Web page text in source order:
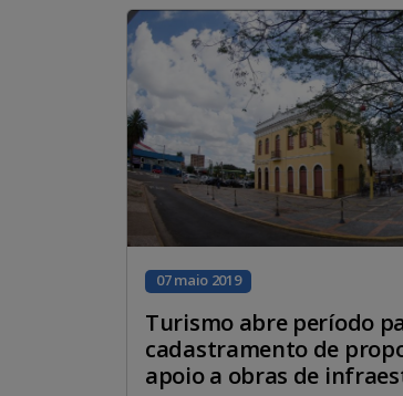
07 maio 2019
Turismo abre período
cadastramento de
apoio a obras de